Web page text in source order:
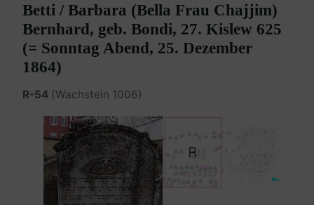
Betti / Barbara (Bella Frau Chajjim)
Bernhard, geb. Bondi, 27. Kislew 625
(= Sonntag Abend, 25. Dezember
1864)
R-54(Wachstein 1006)